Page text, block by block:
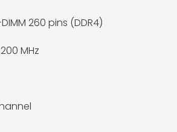
260 pins (DDR4)
MHz